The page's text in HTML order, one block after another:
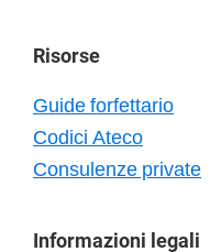
Risorse
Guide forfettario
Codici Ateco
Consulenze private
Informazioni legali